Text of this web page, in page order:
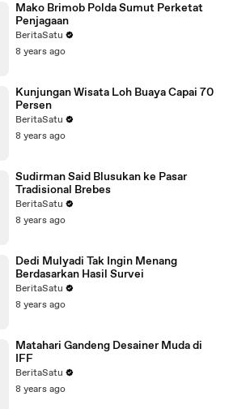
Mako Brimob Polda Sumut Perketat
Penjagaan
BeritaSatu
8 years ago
Kunjungan Wisata Loh Buaya Capai 70
Persen
BeritaSatu
8 years ago
Sudirman Said Blusukan ke Pasar
Tradisional Brebes
BeritaSatu
8 years ago
Dedi Mulyadi Tak Ingin Menang
Berdasarkan Hasil Survei
BeritaSatu
8 years ago
Matahari Gandeng Desainer Muda di
IFF
BeritaSatu
8 years ago